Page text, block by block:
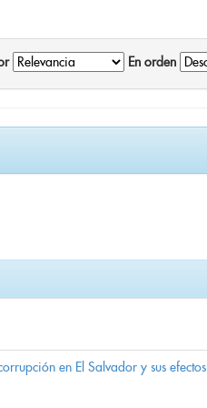
En orden
en El Salvador y sus efectos